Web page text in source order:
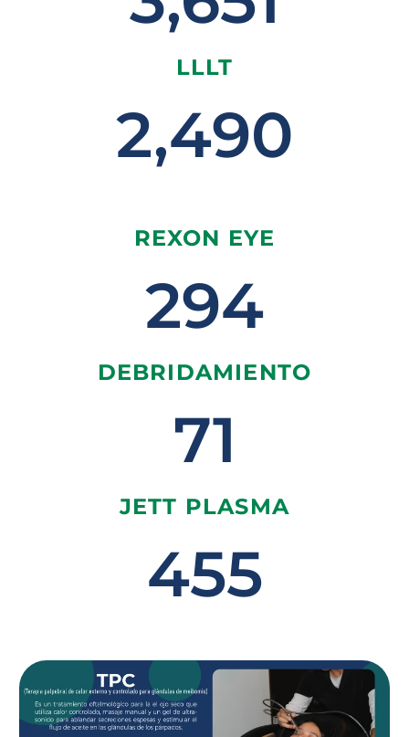
LLLT
2,490
REXON EYE
294
DEBRIDAMIENTO
71
JETT PLASMA
455